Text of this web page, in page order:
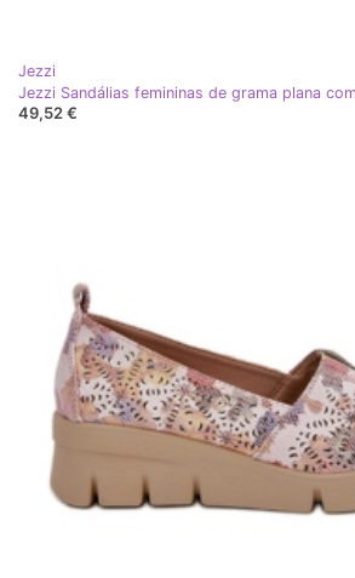
Jezzi
49,52 €